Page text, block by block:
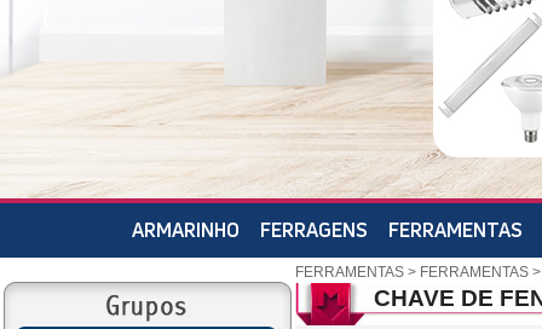
ARMARINHO FERRAGENS FERRAMENTAS
FERRAMENTAS > FERRAMENTAS
CHAVE DE